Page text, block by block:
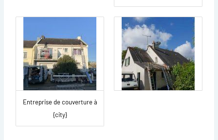
Entreprise de couverture à
{city}